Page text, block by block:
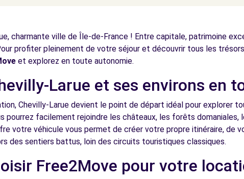
SUR SEINE (C)
charmante ville de Île-de-France ! Entre capitale, patrimoine
profiter pleinement de votre séjour et découvrir tous les
et explorez en toute autonomie.
Larue et ses environs en
Chevilly-Larue devient le point de départ idéal pour explorer
pourrez facilement rejoindre les châteaux, les forêts domaniales,
votre véhicule vous permet de créer votre propre itinéraire, de
des sentiers battus, loin des circuits touristiques classiques.
Free2Move pour votre